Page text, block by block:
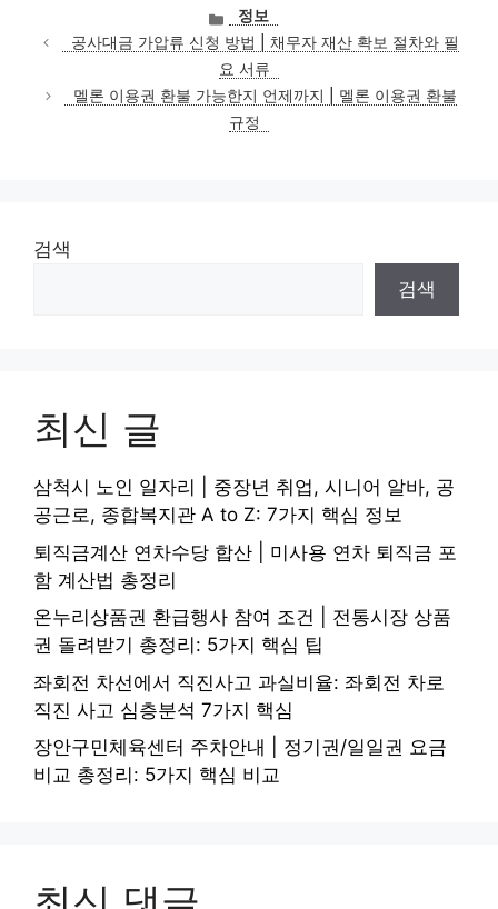
카
테
고
리
정보
공사대금 가압류 신청 방법 | 채무자 재산 확보 절차와 필
요 서류
멜론 이용권 환불 가능한지 언제까지 | 멜론 이용권 환불
규정
검색
검색
최신 글
삼척시 노인 일자리 | 중장년 취업, 시니어 알바, 공
공근로, 종합복지관 A to Z: 7가지 핵심 정보
퇴직금계산 연차수당 합산 | 미사용 연차 퇴직금 포
함 계산법 총정리
온누리상품권 환급행사 참여 조건 | 전통시장 상품
권 돌려받기 총정리: 5가지 핵심 팁
좌회전 차선에서 직진사고 과실비율: 좌회전 차로
직진 사고 심층분석 7가지 핵심
장안구민체육센터 주차안내 | 정기권/일일권 요금
비교 총정리: 5가지 핵심 비교